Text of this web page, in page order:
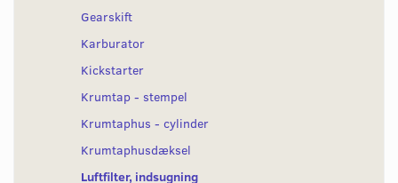
Gearskift
Karburator
Kickstarter
Krumtap - stempel
Krumtaphus - cylinder
Krumtaphusdæksel
Luftfilter, indsugning